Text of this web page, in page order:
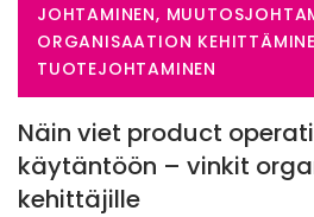
JOHTAMINEN,
ORGANISAATION
TUOTEJOHTAMINEN
Näin viet product
käytäntöön – vinkit
kehittäjille